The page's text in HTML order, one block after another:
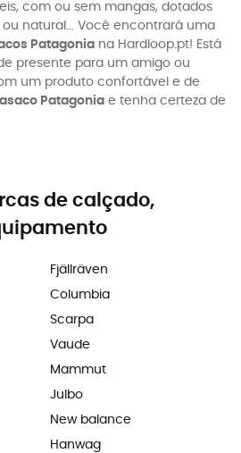
com ou sem mangas, dotados
natural... Você encontrará uma
Patagonia na Hardloop.pt! Está
presente para um amigo ou
um produto confortável e de
Patagonia e tenha certeza de
de calçado,
Fjällräven
Columbia
Scarpa
Vaude
Mammut
Julbo
New balance
Hanwag